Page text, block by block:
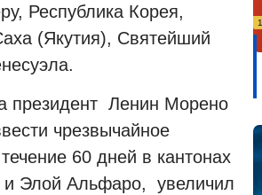
Республика Корея,
(Якутия), Святейший
президент Ленин Морено
чрезвычайное
60 дней в кантонах
и Элой Альфаро, увеличил